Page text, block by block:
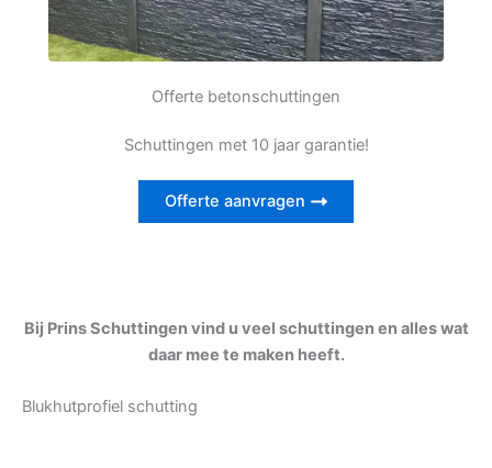
Offerte betonschuttingen
Schuttingen met 10 jaar garantie!
Offerte aanvragen
Bij Prins Schuttingen vind u veel schuttingen en alles wat
daar mee te maken heeft.
Blukhutprofiel schutting